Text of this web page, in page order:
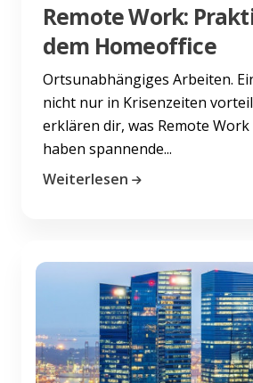
Remote Work:
dem Homeoffice
Ortsunabhängiges Arbeiten.
nicht nur in Krisenzeiten
erklären dir, was Remote
haben spannende...
Weiterlesen